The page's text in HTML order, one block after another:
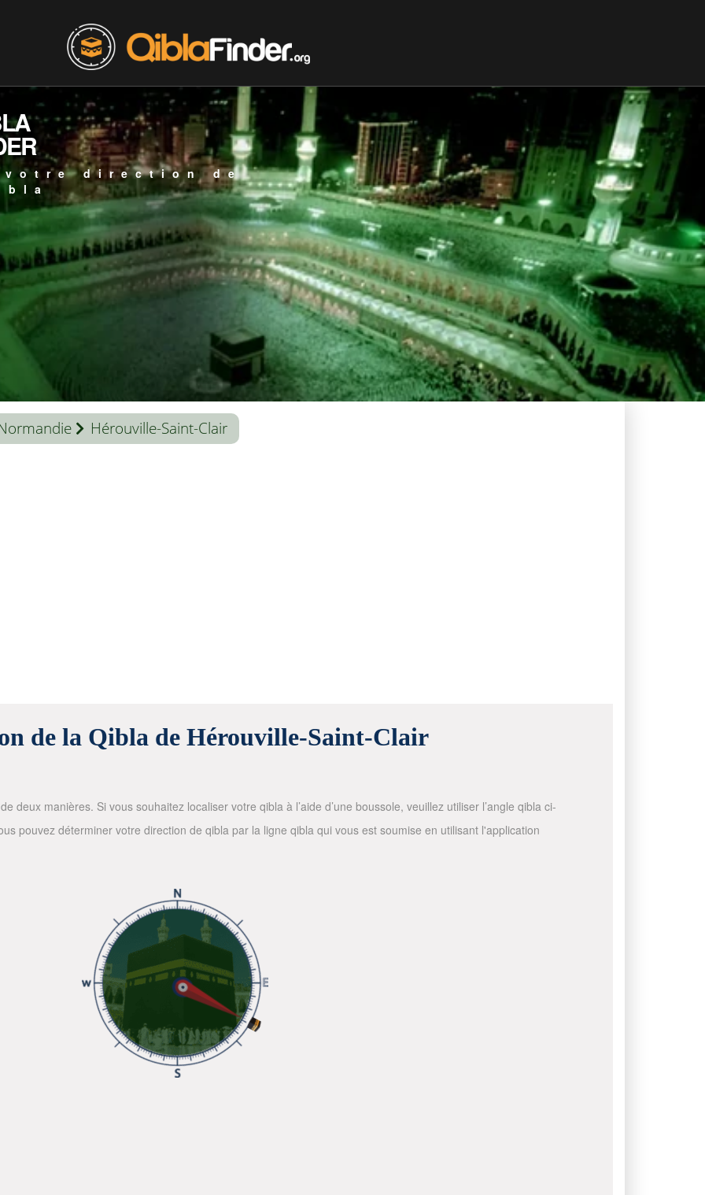
votre direction de
Hérouville-Saint-Clair
de la Qibla de Hérouville-Saint-Clair
deux manières. Si vous souhaitez localiser votre qibla à l’aide d’une boussole, veuillez utiliser l’angle qibla ci-
pouvez déterminer votre direction de qibla par la ligne qibla qui vous est soumise en utilisant l'application